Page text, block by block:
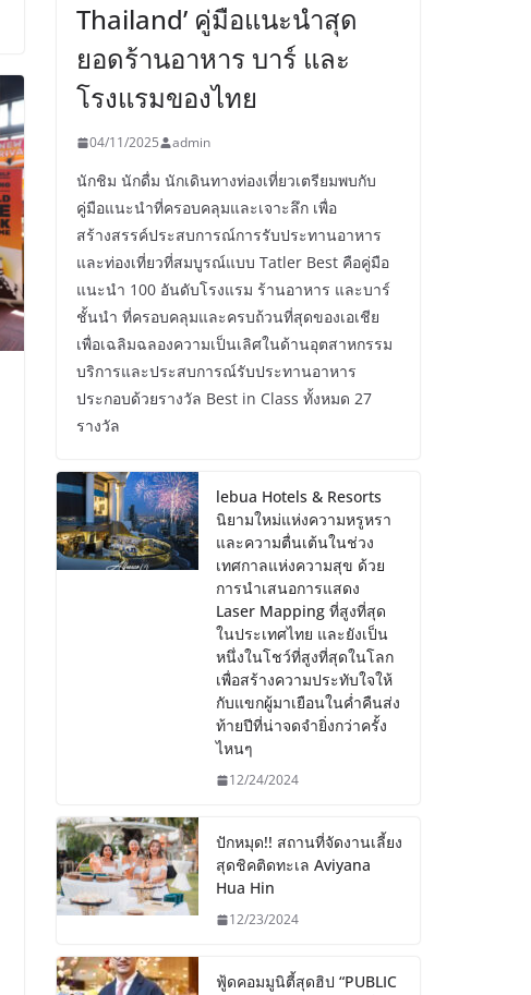
Thailand’ คู่มือแนะนำสุด
ยอดร้านอาหาร บาร์ และ
โรงแรมของไทย
04/11/2025 admin
นักชิม นักดื่ม นักเดินทางท่องเที่ยวเตรียมพบกับ
คู่มือแนะนำที่ครอบคลุมและเจาะลึก เพื่อ
สร้างสรรค์ประสบการณ์การรับประทานอาหาร
และท่องเที่ยวที่สมบูรณ์แบบ Tatler Best คือคู่มือ
แนะนำ 100 อันดับโรงแรม ร้านอาหาร และบาร์
ชั้นนำ ที่ครอบคลุมและครบถ้วนที่สุดของเอเชีย
เพื่อเฉลิมฉลองความเป็นเลิศในด้านอุตสาหกรรม
บริการและประสบการณ์รับประทานอาหาร
ประกอบด้วยรางวัล Best in Class ทั้งหมด 27
รางวัล
lebua Hotels & Resorts
นิยามใหม่แห่งความหรูหรา
และความตื่นเต้นในช่วง
เทศกาลแห่งความสุข ด้วย
การนำเสนอการแสดง
Laser Mapping ที่สูงที่สุด
ในประเทศไทย และยังเป็น
หนึ่งในโชว์ที่สูงที่สุดในโลก
เพื่อสร้างความประทับใจให้
กับแขกผู้มาเยือนในค่ำคืนส่ง
ท้ายปีที่น่าจดจำยิ่งกว่าครั้ง
ไหนๆ
12/24/2024
ปักหมุด!! สถานที่จัดงานเลี้ยง
สุดชิคติดทะเล Aviyana
Hua Hin
12/23/2024
ฟู้ดคอมมูนิตี้สุดฮิป “PUBLIC